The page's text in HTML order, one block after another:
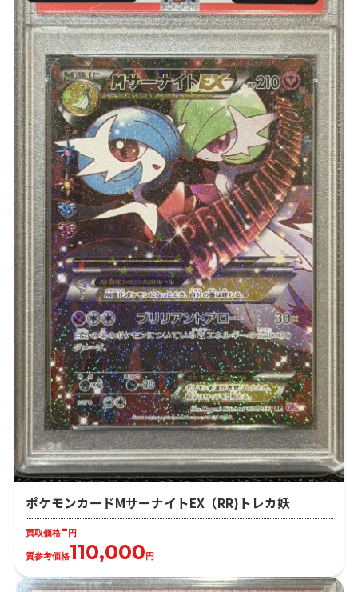
ポケモンカードMサーナイトEX（RR)トレカ妖
買取価格- 円
質参考価格110,000 円